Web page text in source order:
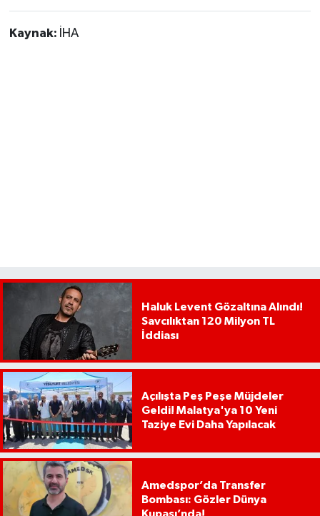
Kaynak: İHA
Haluk Levent Gözaltına Alındı!
Savcılıktan 120 Milyon TL
İddiası
Açılışta Peş Peşe Müjdeler
Geldi! Malatya'ya 10 Yeni
Taziye Evi Daha Yapılacak
Amedspor’da Transfer
Bombası: Gözler Dünya